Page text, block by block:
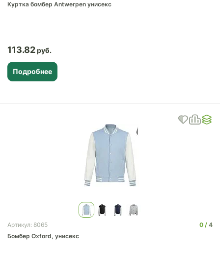
Куртка бомбер Antwerpen унисекс
113.82
Подробнее
Артикул: 8065 0
4
Бомбер Oxford, унисекс